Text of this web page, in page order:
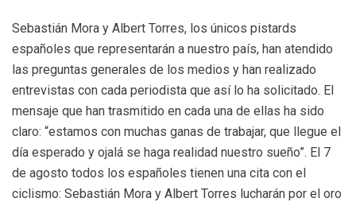
Sebastián Mora y Albert Torres, los únicos pistards
españoles que representarán a nuestro país, han atendido
las preguntas generales de los medios y han realizado
entrevistas con cada periodista que así lo ha solicitado. El
mensaje que han trasmitido en cada una de ellas ha sido
claro: “estamos con muchas ganas de trabajar, que llegue el
día esperado y ojalá se haga realidad nuestro sueño”. El 7
de agosto todos los españoles tienen una cita con el
ciclismo: Sebastián Mora y Albert Torres lucharán por el oro